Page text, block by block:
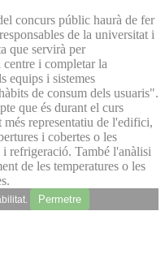
concurs públic haurà de fer
de la universitat i
que servirà per
i completar la
equips i sistemes
de consum dels usuaris".
que és durant el curs
representatiu de l'edifici,
i cobertes o les
refrigeració. També l'anàlisi
de les temperatures o les
Permetre